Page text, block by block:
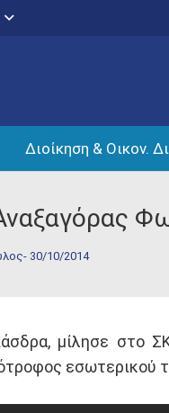
Διοίκηση & Οικον.
30/10/2014
μίλησε στο
εσωτερικού